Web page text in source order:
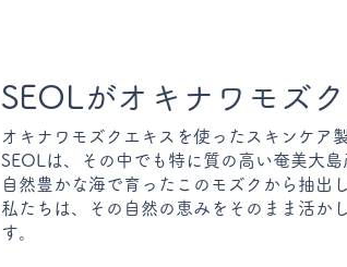
SEOLがオキナワモズ
オキナワモズクエキスを使ったスキンケア
SEOLは、その中でも特に質の高い奄美大
自然豊かな海で育ったこのモズクから抽出
私たちは、その自然の恵みをそのまま活か
す。